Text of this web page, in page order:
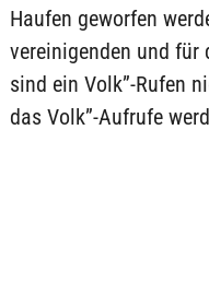
Haufen geworfen
vereinigenden und für
sind ein Volk”-Rufen
das Volk”-Aufrufe